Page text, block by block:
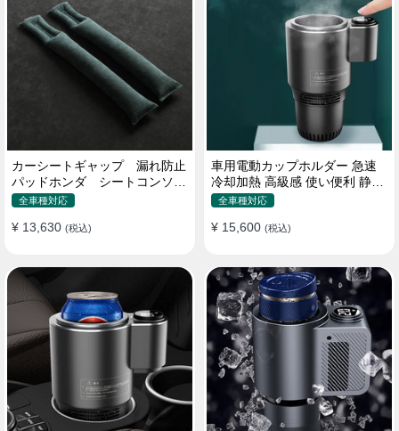
カーシートギャップ 漏れ防止
パッドホンダ シートコンソー
ル 隙間 クッション
全車種対応
¥ 13,630 (税込)
車用電動カップホルダー 急速
冷却加熱 高級感 使い便利 静音
収納 飲み物
全車種対応
¥ 15,600 (税込)